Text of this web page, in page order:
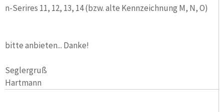
n-Serires 11, 12, 13, 14 (bzw. alte Kennzeichnung M, N, O)
bitte anbieten... Danke!
Seglergruß
Hartmann